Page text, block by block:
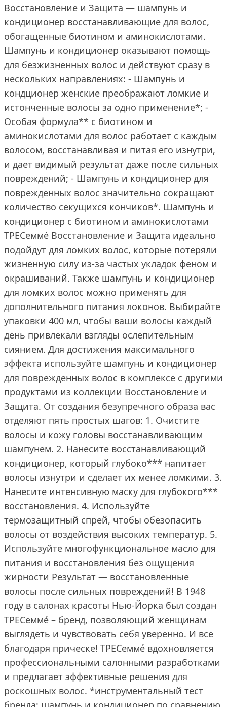
Восстановление и Защита — шампунь и
кондиционер восстанавливающие для волос,
обогащенные биотином и аминокислотами.
Шампунь и кондиционер оказывают помощь
для безжизненных волос и действуют сразу в
нескольких направлениях: - Шампунь и
кондционер женские преображают ломкие и
истонченные волосы за одно применение*; -
Особая формула** с биотином и
аминокислотами для волос работает с каждым
волосом, восстанавливая и питая его изнутри,
и дает видимый результат даже после сильных
повреждений; - Шампунь и кондиционер для
поврежденных волос значительно сокращают
количество секущихся кончиков*. Шампунь и
кондиционер с биотином и аминокислотами
ТРЕСеммé Восстановление и Защита идеально
подойдут для ломких волос, которые потеряли
жизненную силу из-за частых укладок феном и
окрашиваний. Также шампунь и кондиционер
для ломких волос можно применять для
дополнительного питания локонов. Выбирайте
упаковки 400 мл, чтобы ваши волосы каждый
день привлекали взгляды ослепительным
сиянием. Для достижения максимального
эффекта используйте шампунь и кондиционер
для поврежденных волос в комплексе с другими
продуктами из коллекции Восстановление и
Защита. От создания безупречного образа вас
отделяют пять простых шагов: 1. Очистите
волосы и кожу головы восстанавливающим
шампунем. 2. Нанесите восстанавливающий
кондиционер, который глубоко*** напитает
волосы изнутри и сделает их менее ломкими. 3.
Нанесите интенсивную маску для глубокого***
восстановления. 4. Используйте
термозащитный спрей, чтобы обезопасить
волосы от воздействия высоких температур. 5.
Используйте многофункциональное масло для
питания и восстановления без ощущения
жирности Результат — восстановленные
волосы после сильных повреждений! В 1948
году в салонах красоты Нью-Йорка был создан
ТРЕСеммé – бренд, позволяющий женщинам
выглядеть и чувствовать себя уверенно. И все
благодаря прическе! ТРЕСеммé вдохновляется
профессиональными салонными разработками
и предлагает эффективные решения для
роскошных волос. *инструментальный тест